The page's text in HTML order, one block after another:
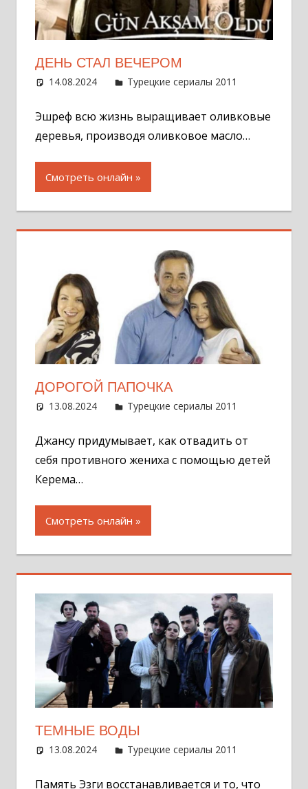
ДЕНЬ СТАЛ ВЕЧЕРОМ
14.08.2024 Администратор
Турецкие сериалы 2011
Эшреф всю жизнь выращивает оливковые
деревья, производя оливковое масло…
Смотреть онлайн
ДОРОГОЙ ПАПОЧКА
13.08.2024 Администратор
Турецкие сериалы 2011
Джансу придумывает, как отвадить от
себя противного жениха с помощью детей
Керема…
Смотреть онлайн
ТЕМНЫЕ ВОДЫ
13.08.2024 Администратор
Турецкие сериалы 2011
Память Эзги восстанавливается и то, что